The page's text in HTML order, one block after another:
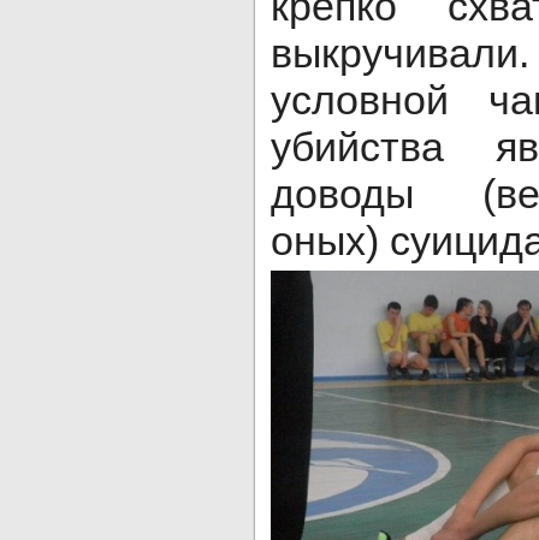
условной
убийства
доводы
оных)